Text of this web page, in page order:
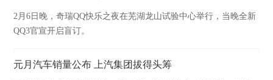
2月6日晚，奇瑞QQ快乐之夜在芜湖龙山试验中心举行，当晚全新
QQ3官宣开启盲订。
元月汽车销量公布 上汽集团拔得头筹